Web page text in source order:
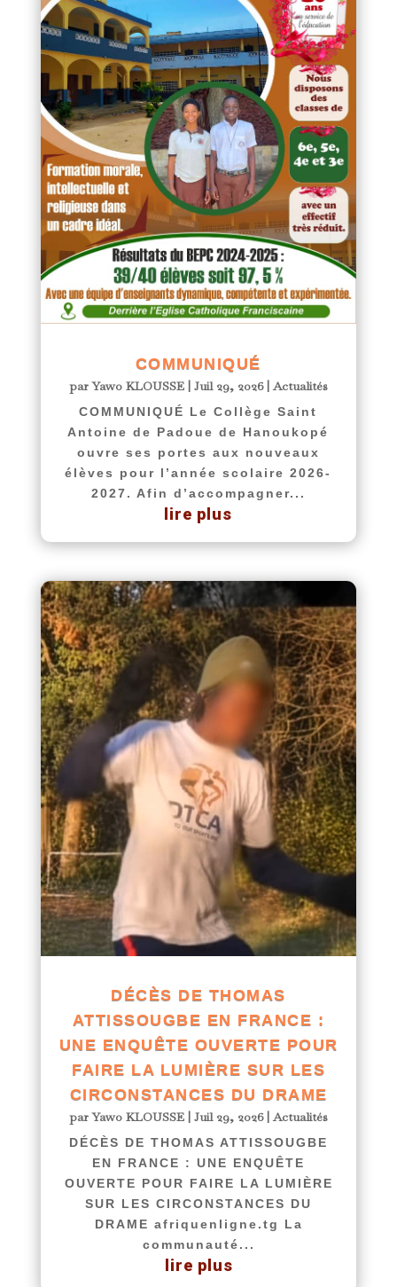
COMMUNIQUÉ
parYawo KLOUSSE| Juil 29, 2026|Actualités
COMMUNIQUÉ Le Collège Saint
Antoine de Padoue de Hanoukopé
ouvre ses portes aux nouveaux
élèves pour l’année scolaire 2026-
2027. Afin d’accompagner...
lire plus
DÉCÈS DE THOMAS
ATTISSOUGBE EN FRANCE :
UNE ENQUÊTE OUVERTE POUR
FAIRE LA LUMIÈRE SUR LES
CIRCONSTANCES DU DRAME
parYawo KLOUSSE| Juil 29, 2026|Actualités
DÉCÈS DE THOMAS ATTISSOUGBE
EN FRANCE : UNE ENQUÊTE
OUVERTE POUR FAIRE LA LUMIÈRE
SUR LES CIRCONSTANCES DU
DRAME afriquenligne.tg La
communauté...
lire plus